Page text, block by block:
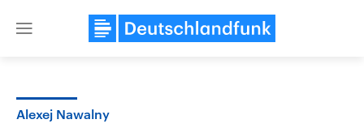
Close
Alexej Nawalny